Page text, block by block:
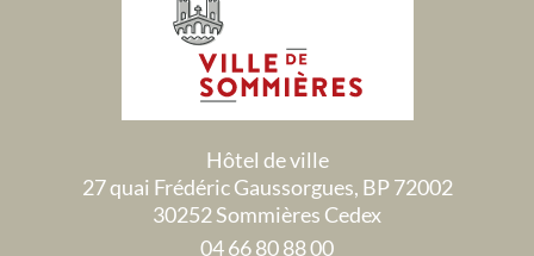
Hôtel de ville
27 quai Frédéric Gaussorgues, BP 72002
30252 Sommières Cedex
04 66 80 88 00